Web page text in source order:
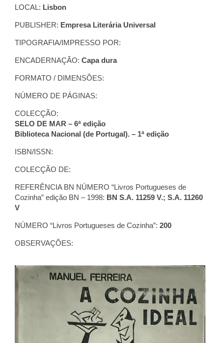
LOCAL: Lisbon
PUBLISHER: Empresa Literária Universal
TIPOGRAFIA/IMPRESSO POR:
ENCADERNAÇÃO: Capa dura
FORMATO / DIMENSÕES:
NÚMERO DE PÁGINAS:
COLECÇÃO:
SELO DE MAR – 6ª edição
Biblioteca Nacional (de Portugal). – 1ª edição
ISBN/ISSN:
COLECÇÃO DE:
REFERÊNCIA BN NÚMERO “Livros Portugueses de
Cozinha” edição BN – 1998: BN S.A. 11259 V.; S.A. 11260
V
NÚMERO “Livros Portugueses de Cozinha”: 200
OBSERVAÇÕES: